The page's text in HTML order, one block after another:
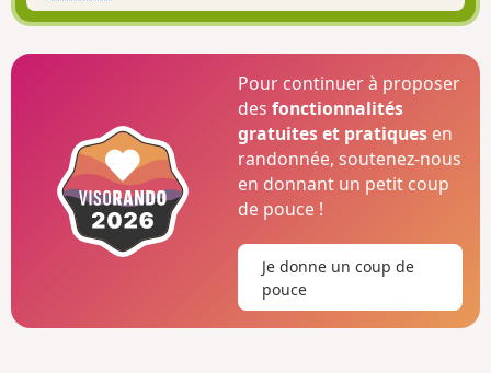
Pour continuer à proposer
desfonctionnalités
gratuites et pratiques en
randonnée, soutenez-nous
en donnant un petit coup
de pouce !
Je donne un coup de
pouce